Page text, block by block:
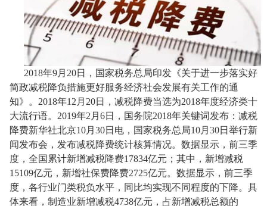
2018年9月 20日，国家税务总局印发《关于进一步落实好
简政减税降负措施更好服务经济社会发展有关工作的通
知》。 2018年12 月 20日，减税降费当选为2018年度经济类十
大流行语。 2019年2 月 6日，国务院2018年关键词发布：减税
降费新华社北京10月 30日电，国家税务总局10月 30日举行新
闻发布会，发布减税降费统计核算情况。数据显示，前三季
度，全国累计新增减税降费17834亿元；其中，新增减税
15109亿元，新增社保费降费2725亿元。数据显示，前三季
度，各行业门类税负水平，同比均实现不同程度的下降。具
体来看，制造业新增减税4738亿元，占新增减税总额的